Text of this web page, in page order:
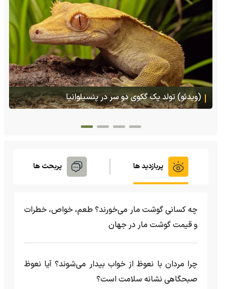
(ویدئو) تصاویر شگفت‌انگیز از مارمولک
هنگام خطر یک مایع چسبناک از بدنش
پربازدید ها پربحث ها
چه کسانی گوشت مار می‌خورند؟ طعم، خواص، خطرات
و قیمت گوشت مار در جهان
چرا مردان با نعوظ از خواب بیدار می‌شوند؟ آیا نعوظ
صبحگاهی نشانه سلامت است؟